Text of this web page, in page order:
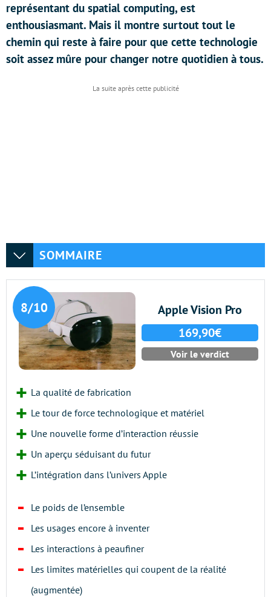
représentant du spatial computing, est
enthousiasmant. Mais il montre surtout tout le
chemin qui reste à faire pour que cette technologie
soit assez mûre pour changer notre quotidien à tous.
SOMMAIRE
8/10
Apple Vision Pro
169,90€
Voir le verdict
La qualité de fabrication
Le tour de force technologique et matériel
Une nouvelle forme d’interaction réussie
Un aperçu séduisant du futur
L’intégration dans l’univers Apple
Le poids de l’ensemble
Les usages encore à inventer
Les interactions à peaufiner
Les limites matérielles qui coupent de la réalité
(augmentée)